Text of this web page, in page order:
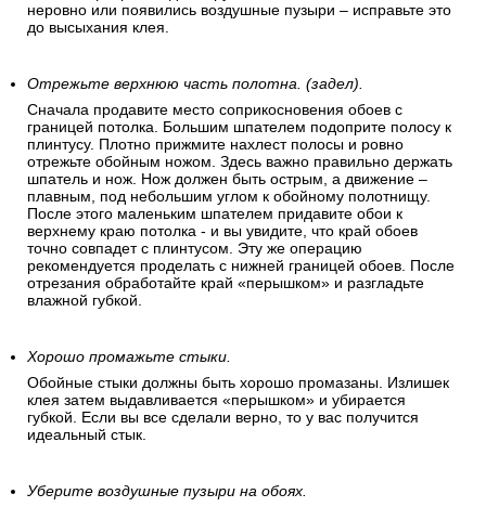
неровно или появились воздушные пузыри – исправьте это
до высыхания клея.
Отрежьте верхнюю часть полотна. (задел).
Сначала продавите место соприкосновения обоев с
границей потолка. Большим шпателем подоприте полосу к
плинтусу. Плотно прижмите нахлест полосы и ровно
отрежьте обойным ножом. Здесь важно правильно держать
шпатель и нож. Нож должен быть острым, а движение –
плавным, под небольшим углом к обойному полотнищу.
После этого маленьким шпателем придавите обои к
верхнему краю потолка - и вы увидите, что край обоев
точно совпадет с плинтусом. Эту же операцию
рекомендуется проделать с нижней границей обоев. После
отрезания обработайте край «перышком» и разгладьте
влажной губкой.
Хорошо промажьте стыки.
Обойные стыки должны быть хорошо промазаны. Излишек
клея затем выдавливается «перышком» и убирается
губкой. Если вы все сделали верно, то у вас получится
идеальный стык.
Уберите воздушные пузыри на обоях.